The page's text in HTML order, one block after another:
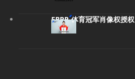
范
围：
EBRP-体育冠军肖像权授权